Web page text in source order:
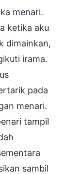
menari.
ketika aku
dimainkan,
irama.
pada
menari.
tampil
sambil